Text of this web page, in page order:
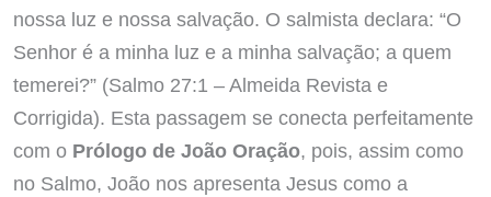
nossa luz e nossa salvação. O salmista declara: “O
Senhor é a minha luz e a minha salvação; a quem
temerei?” (Salmo 27:1 – Almeida Revista e
Corrigida). Esta passagem se conecta perfeitamente
com o Prólogo de João Oração, pois, assim como
no Salmo, João nos apresenta Jesus como a